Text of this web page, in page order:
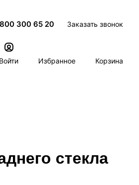
300 65 20 Заказать звонок
Войти Избранное Корзина
стекла